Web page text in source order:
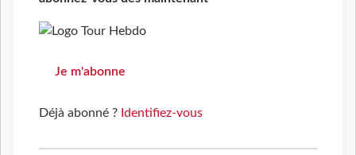
Je m'abonne
Déjà abonné ? Identifiez-vous